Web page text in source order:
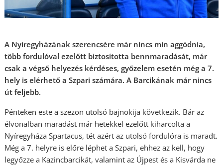
A Nyíregyházának szerencsére már nincs min aggódnia,
több fordulóval ezelőtt biztosította bennmaradását, már
csak a végső helyezés kérdéses, győzelem esetén még a 7.
hely is elérhető a Szpari számára. A Barcikának már nincs
út feljebb.
Pénteken este a szezon utolsó bajnokija következik. Bár az
élvonalban maradást már hetekkel ezelőtt kiharcolta a
Nyíregyháza Spartacus, tét azért az utolsó fordulóra is maradt.
Még a 7. helyre is előre léphet a Szpari, ehhez az kell, hogy
legyőzze a Kazincbarcikát, valamint az Újpest és a Kisvárda ne